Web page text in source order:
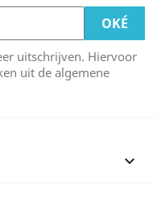
uitschrijven. Hiervoor
uit de algemene
